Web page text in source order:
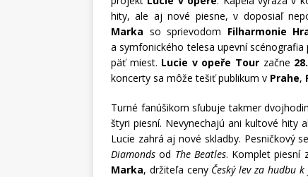
hity, ale aj nové piesne, v doposiaľ
Marka so sprievodom Filharmonie
a symfonického telesa upevní
päť miest. Lucie v opeře Tourzačne
koncerty sa môže tešiť publikum v Prahe,
Turné fanúšikom sľubuje takmer
štyri piesní. Nevynechajú ani kultové hity
Lucie zahrá aj nové skladby. Pesničkový
Diamonds od The Beatles. Komplet piesní
Marka, držiteľa ceny Český lev za hudbu